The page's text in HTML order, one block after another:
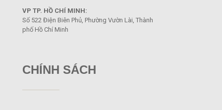
VP TP. HỒ CHÍ MINH:
Số 522 Điện Biên Phủ, Phường Vườn Lài, Thành
phố Hồ Chí Minh
CHÍNH SÁCH